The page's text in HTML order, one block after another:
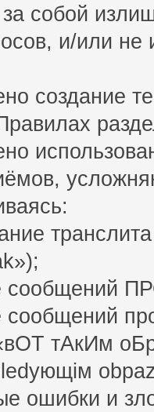
за собой
и/или
создание
сообщений
тАкИм
и